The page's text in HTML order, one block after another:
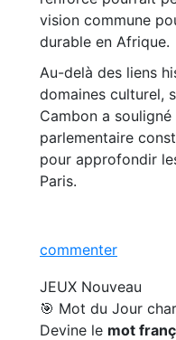
vision commune
durable en Afrique.
Au-delà des liens
domaines culturel,
Cambon a
parlementaire
pour approfondir
Paris.
commenter
JEUX Nouveau
🎯 Mot du Jour
Devine le mot